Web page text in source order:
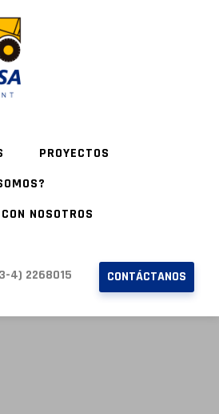
PROYECTOS
NOSOTROS
4) 2268015 CONTÁCTANOS